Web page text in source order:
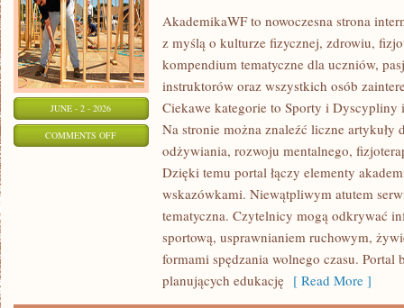
JUNE - 2 - 2026
COMMENTS OFFON
ĆWICZENIA
AkademikaWF to nowoczesna strona
z myślą o kulturze fizycznej, zdrowiu,
kompendium tematyczne dla uczniów,
instruktorów oraz wszystkich osób
Ciekawe kategorie to Sporty i Dyscypliny
Na stronie można znaleźć liczne artykuły
odżywiania, rozwoju mentalnego,
Dzięki temu portal łączy elementy
wskazówkami. Niewątpliwym atutem
tematyczna. Czytelnicy mogą odkrywać
sportową, usprawnianiem ruchowym,
formami spędzania wolnego czasu. Portal
planujących edukację [ Read More ]